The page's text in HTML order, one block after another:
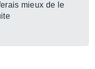
mieux de le